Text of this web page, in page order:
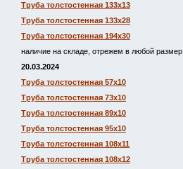
Труба толстостенная 133х13
Труба толстостенная 133х28
Труба толстостенная 194х30
наличие на складе, отрежем в любой размер
20.03.2024
Труба толстостенная 57х10
Труба толстостенная 73х10
Труба толстостенная 89х10
Труба толстостенная 95х10
Труба толстостенная 108х11
Труба толстостенная 108х12